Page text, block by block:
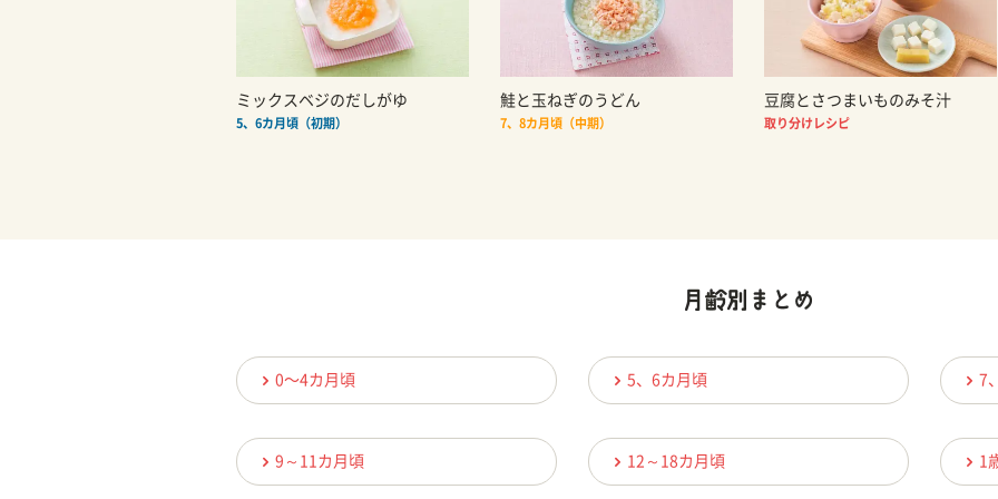
ミックスベジのだしがゆ
5、6カ月頃（初期）
鮭と玉ねぎのうどん
7、8カ月頃（中期）
豆腐とさつまいものみそ汁
取り分けレシピ
0〜4カ月頃 5、6カ月頃 7
9～11カ月頃 12～18カ月頃 1